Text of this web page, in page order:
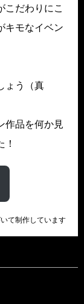
こだわりにこ
キモなイベン
ょう（真
作品を何か見
て制作しています